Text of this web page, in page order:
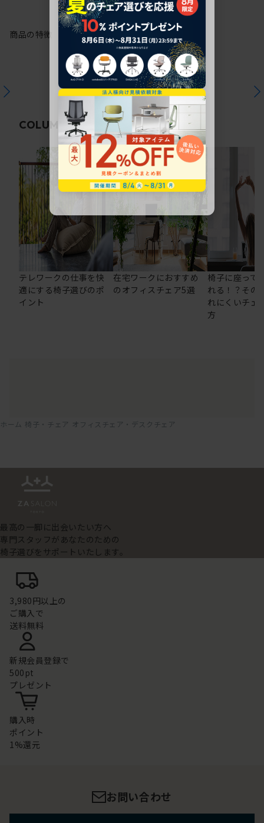
商品の特徴
COLUMN 関連コラム
テレワークの仕事を快
適にする椅子選びのポ
イント
在宅ワークにおすすめ
のオフィスチェア5選
椅子に座って
れる！？その
れにくいチェ
方
ホーム 椅子・チェア オフィスチェア・デスクチェア
最高の一脚に出会いたい方へ
専門スタッフがあなたのための
椅子選びをサポートいたします。
3,980円以上の
ご購入で
送料無料
新規会員登録で
500pt
プレゼント
購入時
ポイント
1%還元
お問い合わせ